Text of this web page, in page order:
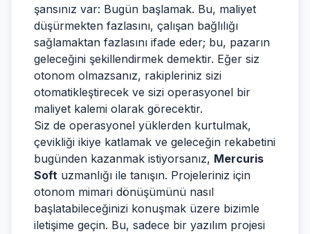
şansınız var: Bugün başlamak. Bu, maliyet
düşürmekten fazlasını, çalışan bağlılığı
sağlamaktan fazlasını ifade eder; bu, pazarın
geleceğini şekillendirmek demektir. Eğer siz
otonom olmazsanız, rakipleriniz sizi
otomatikleştirecek ve sizi operasyonel bir
maliyet kalemi olarak görecektir.
Siz de operasyonel yüklerden kurtulmak,
çevikliği ikiye katlamak ve geleceğin rekabetini
bugünden kazanmak istiyorsanız, Mercuris
Soft uzmanlığı ile tanışın. Projeleriniz için
otonom mimari dönüşümünü nasıl
başlatabileceğinizi konuşmak üzere bizimle
iletişime geçin. Bu, sadece bir yazılım projesi